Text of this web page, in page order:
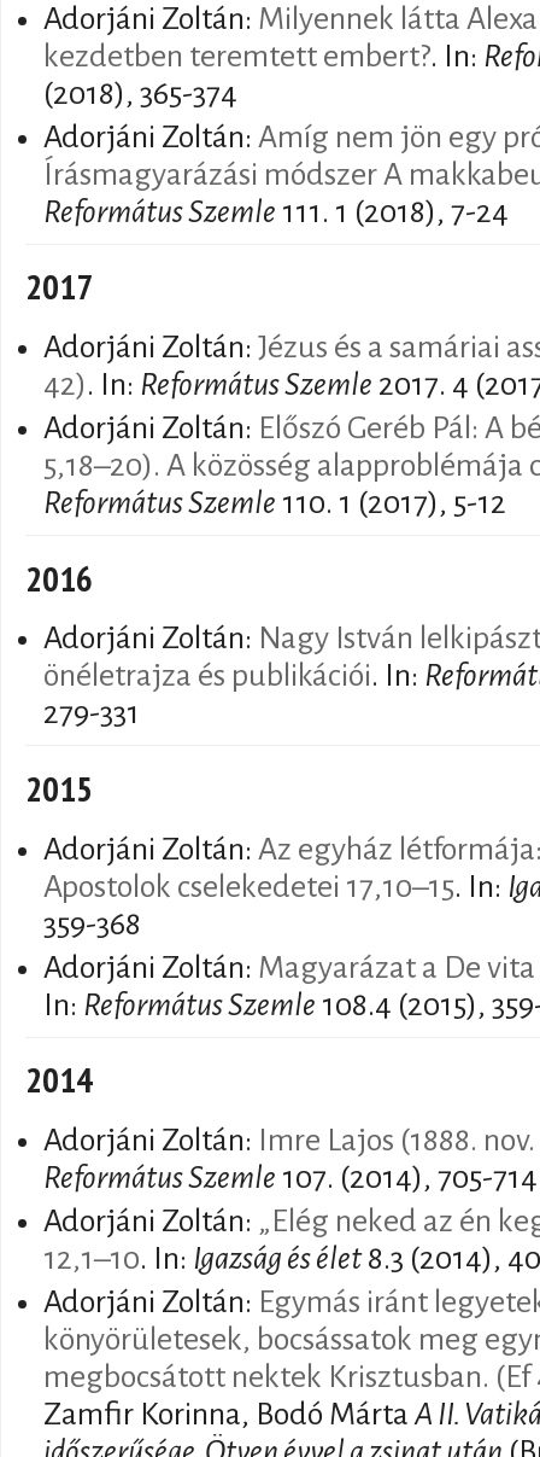
Adorjáni Zoltán: Milyennek látta
kezdetben teremtett embert?. In:
(2018), 365-374
Adorjáni Zoltán: Amíg nem jön egy
Írásmagyarázási módszer A
Református Szemle 111. 1 (2018), 7-24
2017
Adorjáni Zoltán: Jézus és a samáriai
42). In: Református Szemle 2017. 4
Adorjáni Zoltán: Előszó Geréb Pál: A
5,18–20). A közösség
Református Szemle 110. 1 (2017), 5-12
2016
Adorjáni Zoltán: Nagy István
önéletrajza és publikációi. In:
279-331
2015
Adorjáni Zoltán: Az egyház
Apostolok cselekedetei 17,10–15. In:
359-368
Adorjáni Zoltán: Magyarázat a De
In: Református Szemle 108.4 (2015),
2014
Adorjáni Zoltán:
Imre Lajos (1888.
Református Szemle 107. (2014), 705-714
Adorjáni Zoltán: „Elég neked az én
12,1–10. In: Igazság és élet8.3 (2014),
Adorjáni Zoltán: Egymás iránt
könyörületesek, bocsássatok meg
megbocsátott nektek Krisztusban. (Ef
Zamfir Korinna, Bodó MártaA II.